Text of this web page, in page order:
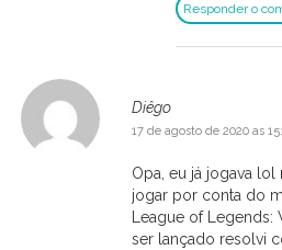
Responder o
Diêgo
17 de agosto de 2020 as
Opa, eu já jogava
jogar por conta do
League of Legends:
ser lançado resolvi